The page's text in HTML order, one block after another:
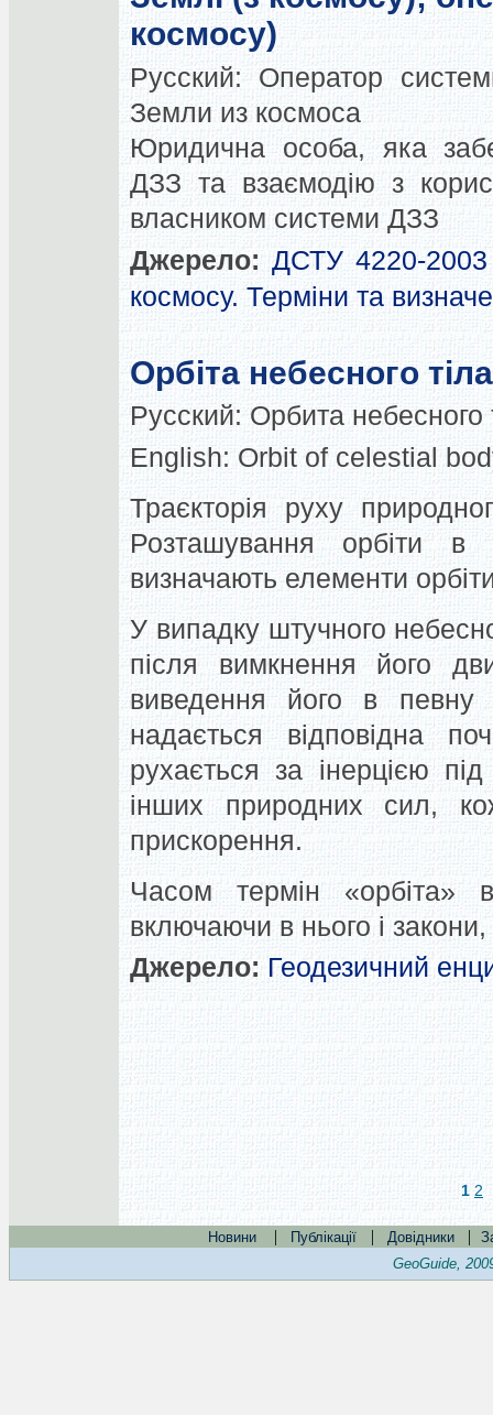
космосу)
Русский:
Оператор
Земли из космоса
Юридична особа, яка
ДЗЗ та взаємодію з
власником системи ДЗЗ
Джерело: ДСТУ 4220-2003
космосу. Терміни та
Орбіта небесного тіла
Русский: Орбита небесного
English: Orbit of celestial
Траєкторія руху
Розташування орбіти
визначають елементи
У випадку штучного
після вимкнення його
виведення його в певну
надається відповідна
рухається за інерцією
інших природних сил,
прискорення.
Часом термін «орбіта»
включаючи в нього і
Джерело: Геодезичний
1 2
Новини | Публікації | Довідники |
GeoGuide,